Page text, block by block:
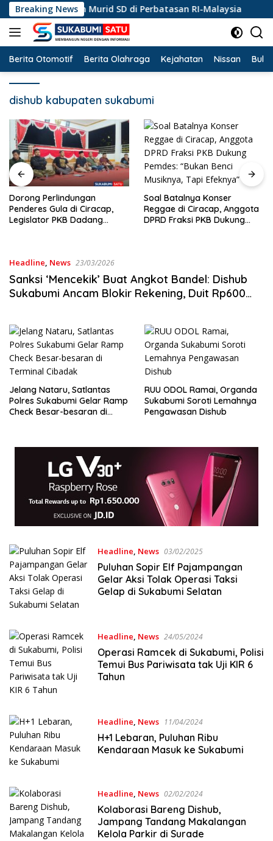
Langsung
ke
konten
Breaking News
Kebangsaan Murid SD di Perbatasan RI-Malaysia
Berita Otomotif Berita Olahraga Kejahatan Nissan
dishub kabupaten sukabumi
Dorong Perlindungan
Penderes Gula di Ciracap,
Legislator PKB Dadang
Soal Batalnya Konser
Reggae di Ciracap, Anggota
DPRD Fraksi PKB Dukung
Headline, News 23/03/2026
Sanksi ‘Mencekik’ Buat Angkot Bandel: Dishub
Sukabumi Ancam Blokir Rekening, Duit Rp600
Jelang Nataru, Satlantas
Polres Sukabumi Gelar Ramp
Check Besar-besaran di
RUU ODOL Ramai, Organda
Sukabumi Soroti Lemahnya
Pengawasan Dishub
Headline, News 03/02/2025
Puluhan Sopir Elf Pajampangan
Gelar Aksi Tolak Operasi Taksi
Gelap di Sukabumi Selatan
Headline, News 24/05/2024
Operasi Ramcek di Sukabumi, Polisi
Temui Bus Pariwisata tak Uji KIR 6
Tahun
Headline, News 11/04/2024
H+1 Lebaran, Puluhan Ribu
Kendaraan Masuk ke Sukabumi
Headline, News 02/02/2024
Kolaborasi Bareng Dishub,
Jampang Tandang Makalangan
Kelola Parkir di Surade